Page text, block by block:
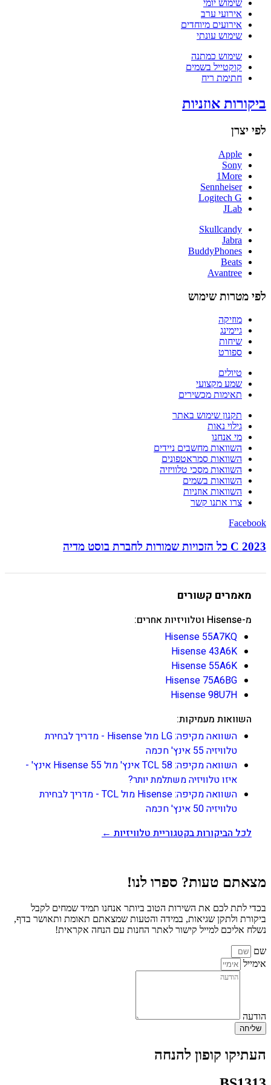
שימוש יומי
אירועי ערב
אירועים מיוחדים
שימוש עונתי
שימוש כמתנה
קוקטייל בשמים
חתימת ריח
ביקורות אוזניות
לפי יצרן
Apple
Sony
1More
Sennheiser
Logitech G
JLab
Skullcandy
Jabra
BuddyPhones
Beats
Avantree
לפי מטרות שימוש
מוזיקה
גיימינג
שיחות
ספורט
טיולים
שמע מקצועי
תאימות מכשירים
תקנון שימוש באתר
גילוי נאות
מי אנחנו
השוואות מחשבים ניידים
השוואות סמראטפונים
השוואות מסכי טלוויזיה
השוואות בשמים
השוואות אוזניות
צרו אתנו קשר
Facebook
C 2023 כל הזכויות שמורות לחברת בוסט מדיה
מאמרים קשורים
מ-Hisense וטלוויזיות אחרים:
Hisense 55A7KQ
Hisense 43A6K
Hisense 55A6K
Hisense 75A6BG
Hisense 98U7H
השוואות מעמיקות:
השוואה מקיפה: LG מול Hisense - מדריך לבחירת
טלוויזיה 55 אינץ' חכמה
השוואה מקיפה: TCL 58 אינץ' מול Hisense 55 אינץ' -
איזו טלוויזיה משתלמת יותר?
השוואה מקיפה: Hisense מול TCL - מדריך לבחירת
טלוויזיה 50 אינץ' חכמה
לכל הביקורות בקטגוריית טלוויזיות ←
מצאתם טעות? ספרו לנו!
בכדי לתת לכם את השירות הטוב ביותר אנחנו תמיד שמחים לקבל
ביקורת ולתקן שגיאות, במידה והטעות שמצאתם תאומת ותאושר בדף,
נשלח אליכם למייל קישור לאתר החנות עם הנחה אקראית!
שם
אימייל
הודעה
שליחה
העתיקו קופון להנחה